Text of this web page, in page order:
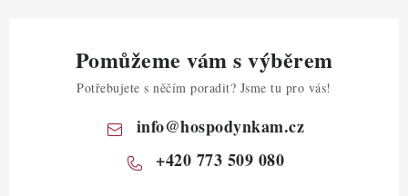
Pomůžeme vám s výběrem
Potřebujete s něčím poradit? Jsme tu pro vás!
info@hospodynkam.cz
+420 773 509 080